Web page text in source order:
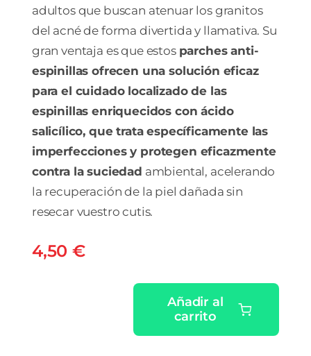
adultos que buscan atenuar los granitos
del acné de forma divertida y llamativa. Su
gran ventaja es que estos parches anti-
espinillas ofrecen una solución eficaz
para el cuidado localizado de las
espinillas enriquecidos con ácido
salicílico, que trata específicamente las
imperfecciones y protegen eficazmente
contra la suciedad ambiental, acelerando
la recuperación de la piel dañada sin
resecar vuestro cutis.
4,50 €
Añadir al
carrito